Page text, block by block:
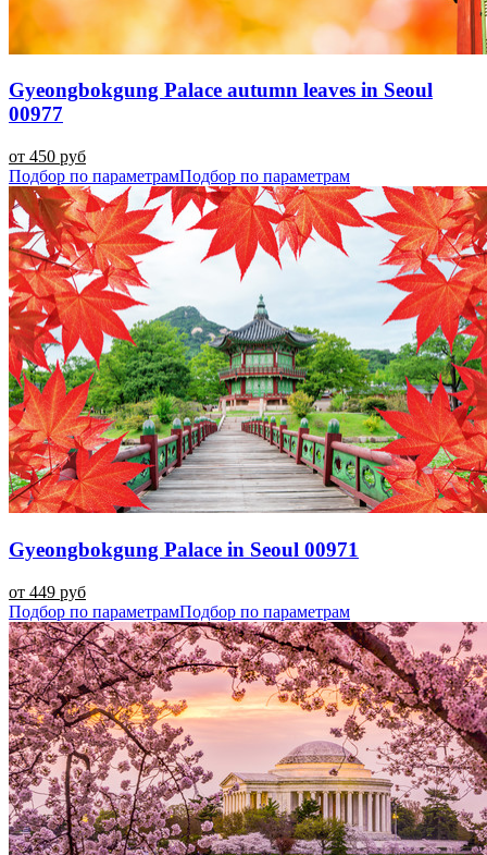
Gyeongbokgung Palace autumn leaves in Seoul
00977
от 450 руб
Подбор по параметрамПодбор по параметрам
Gyeongbokgung Palace in Seoul 00971
от 449 руб
Подбор по параметрамПодбор по параметрам